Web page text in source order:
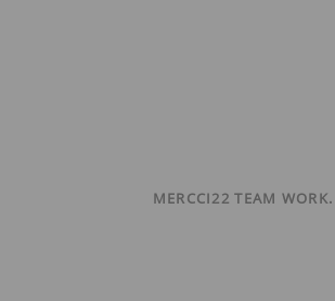
MERCCI22 TEAM WORK.